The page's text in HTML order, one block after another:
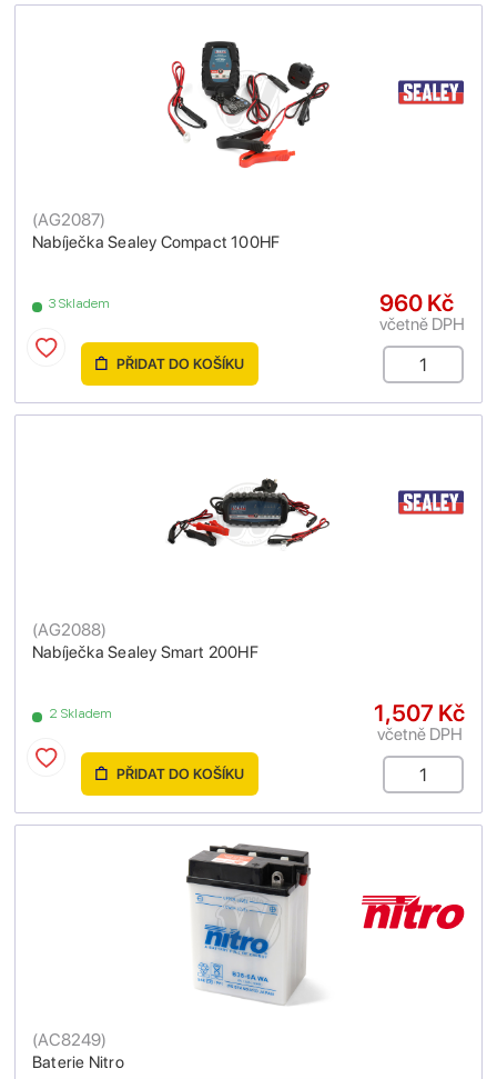
Nabíječka Sealey Compact 100HF
(AG2087)
3 Skladem 960 Kč
včetně DPH
PŘIDAT DO KOŠÍKU
Nabíječka Sealey Smart 200HF
(AG2088)
2 Skladem 1,507 Kč
včetně DPH
PŘIDAT DO KOŠÍKU
Baterie Nitro
(AC8249)